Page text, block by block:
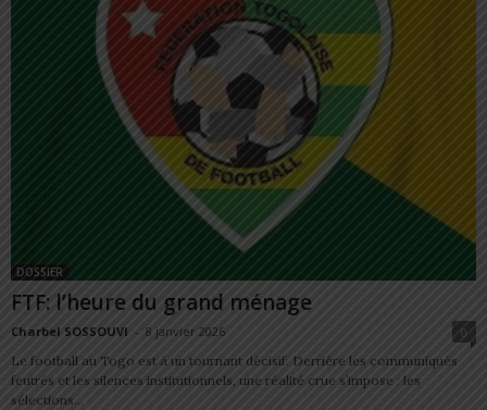
DOSSIER
FTF: l’heure du grand ménage
Charbel SOSSOUVI - 8 janvier 2026
0
Le football au Togo est à un tournant décisif. Derrière les communiqués
feutrés et les silences institutionnels, une réalité crue s’impose : les
sélections...